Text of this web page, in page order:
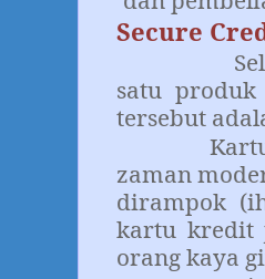
Secure
satu
tersebut
Kartu
zaman
dirampok
kartu kredit
orang kaya